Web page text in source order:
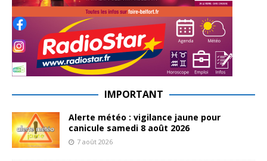
IMPORTANT
Alerte météo : vigilance jaune pour
canicule samedi 8 août 2026
7 août 2026